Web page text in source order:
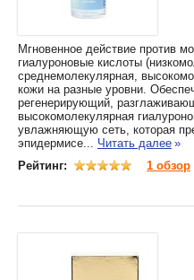
Мгновенное действие против
гиалуроновые кислоты
среднемолекулярная,
кожи на разные уровни.
регенерирующий,
высокомолекулярная
увлажняющую сеть, которая
эпидермисе... Читать далее »
Рейтинг:
1 обзор